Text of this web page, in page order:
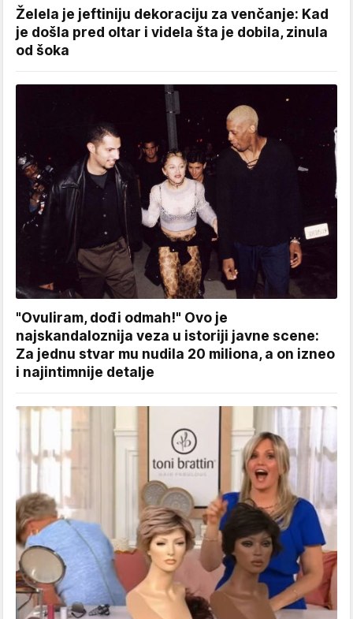
Želela je jeftiniju dekoraciju za venčanje: Kad
je došla pred oltar i videla šta je dobila, zinula
od šoka
"Ovuliram, dođi odmah!" Ovo je
najskandaloznija veza u istoriji javne scene:
Za jednu stvar mu nudila 20 miliona, a on izneo
i najintimnije detalje